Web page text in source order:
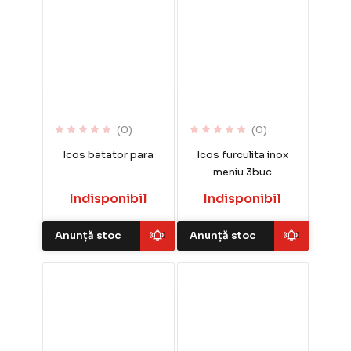
(0)
Icos batator para
Indisponibil
Anunță stoc
(0)
Icos furculita inox
meniu 3buc
Indisponibil
Anunță stoc